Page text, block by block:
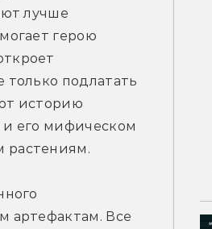
лучше
герою
подлатать
историю
его мифическом
растениям.
артефактам. Все